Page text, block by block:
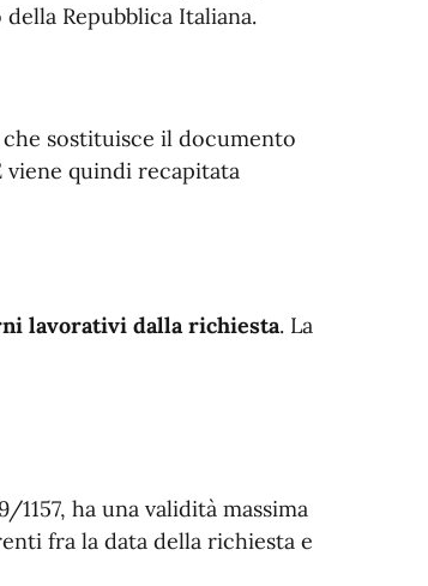
Repubblica Italiana.
sostituisce il documento
quindi recapitata
lavorativi dalla richiesta. La
ha una validità massima
fra la data della richiesta e